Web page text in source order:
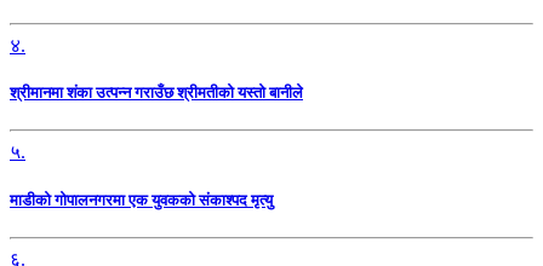
४.
श्रीमानमा शंका उत्पन्न गराउँछ श्रीमतीको यस्तो बानीले
५.
माडीको गोपालनगरमा एक युवकको संकाश्पद मृत्यु
६.